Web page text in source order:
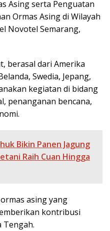
Asing serta Penguatan
Ormas Asing di Wilayah
Novotel Semarang,
berasal dari Amerika
Swedia, Jepang,
kegiatan di bidang
penanganan bencana,
Bikin Panen Jagung
Raih Cuan Hingga
asing yang
kontribusi
Tengah.